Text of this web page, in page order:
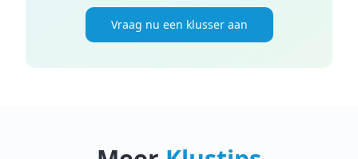
Vraag nu een klusser aan